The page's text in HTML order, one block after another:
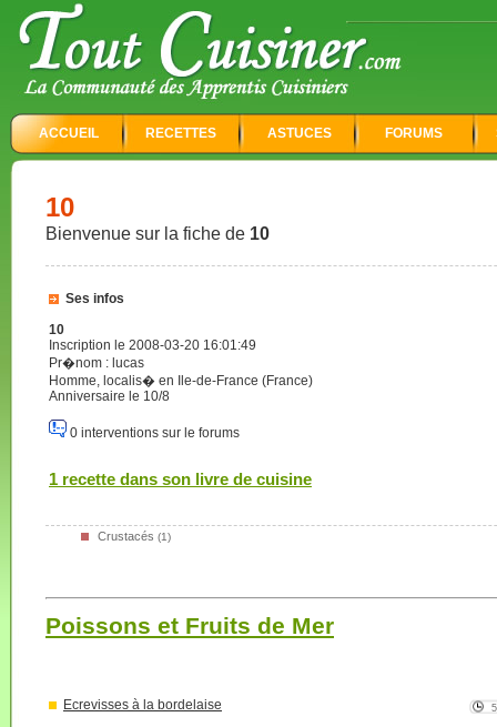
ACCUEIL RECETTES ASTUCES FORUMS
10
Bienvenue sur la fiche de 10
Ses infos
10
Inscription le 2008-03-20 16:01:49
Pr�nom : lucas
Homme, localis� en Ile-de-France (France)
Anniversaire le 10/8
0 interventions sur le forums
1 recette dans son livre de cuisine
Crustacés (1)
Poissons et Fruits de Mer
Ecrevisses à la bordelaise